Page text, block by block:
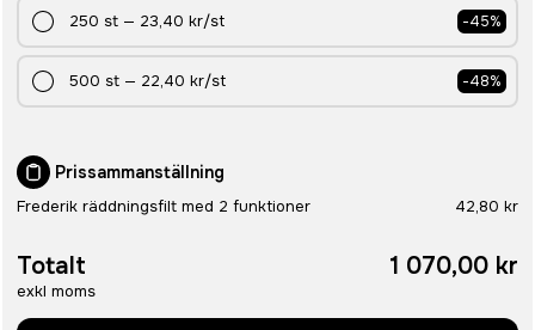
250 st — 23,40 kr/st -45%
500 st — 22,40 kr/st -48%
Prissammanställning
Frederik räddningsfilt med 2 funktioner 42,80 kr
Totalt
exkl moms
1 070,00 kr